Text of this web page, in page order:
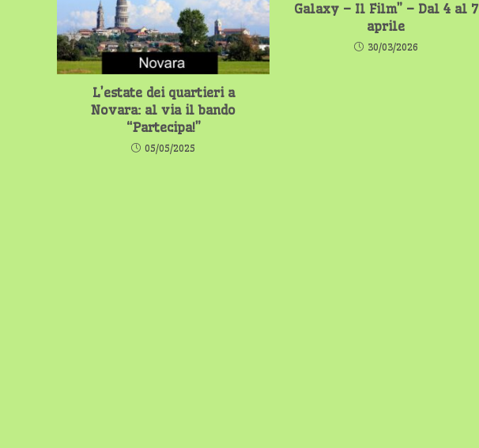
L’estate dei quartieri a
Novara: al via il bando
“Partecipa!”
05/05/2025
Galaxy – Il Film” – Dal 4 al 7
aprile
30/03/2026